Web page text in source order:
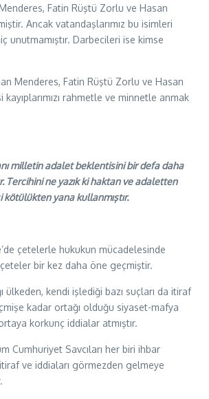
Fatin Rüştü Zorlu ve Hasan
Ancak vatandaşlarımız bu isimleri
unutmamıştır. Darbecileri ise kimse
Menderes, Fatin Rüştü Zorlu ve Hasan
rahmetle ve minnetle anmak
milletin adalet beklentisini bir defa daha
Tercihini ne yazık ki haktan ve adaletten
yana kullanmıştır.
çetelerle hukukun mücadelesinde
bir kez daha öne geçmiştir.
ülkeden, kendi işlediği bazı suçları da itiraf
kadar ortağı olduğu siyaset-mafya
korkunç iddialar atmıştır.
Cumhuriyet Savcıları her biri ihbar
ve iddiaları görmezden gelmeye